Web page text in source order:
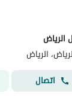
الرياض
الرياض
اتصال